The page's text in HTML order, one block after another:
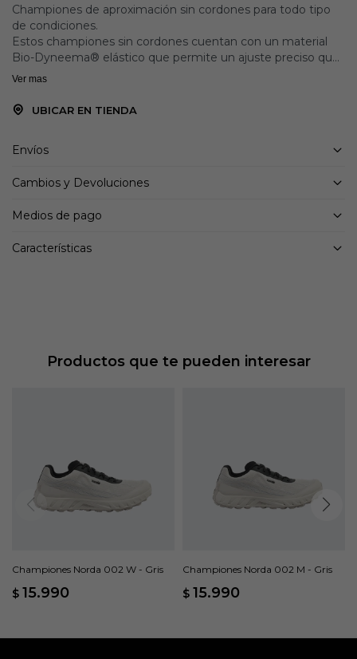
Championes de aproximación sin cordones para todo tipo
de condiciones.
Estos championes sin cordones cuentan con un material
Bio-Dyneema® elástico que permite un ajuste preciso que
no se modificará con el tiempo.
Detalles:
Drop 5mm
Ver mas
UBICAR EN TIENDA
Envíos
Cambios y Devoluciones
Medios de pago
Características
Productos que te pueden interesar
Championes Norda 002 W - Gris
$ 15.990
Championes Norda 002 M - Gris
$ 15.990